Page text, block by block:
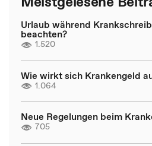
Urlaub während
beachten?
1.520
Wie wirkt sich Krankengeld
1.064
Neue Regelungen beim
705